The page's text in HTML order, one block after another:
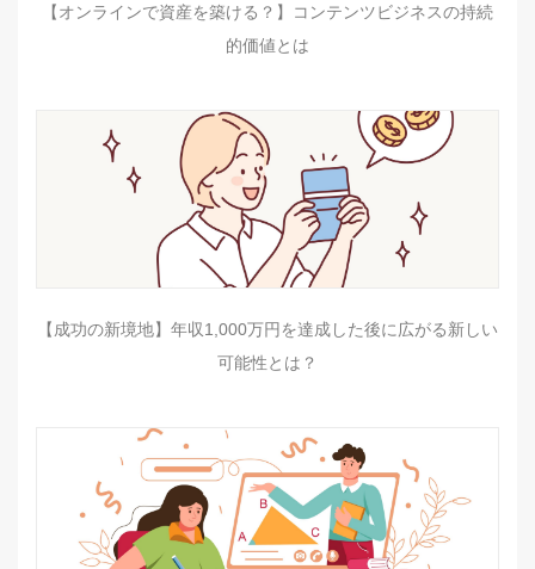
【オンラインで資産を築ける？】コンテンツビジネスの持続
的価値とは
【成功の新境地】年収1,000万円を達成した後に広がる新しい
可能性とは？